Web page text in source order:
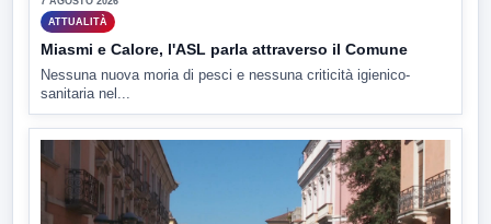
ATTUALITÀ
Miasmi e Calore, l'ASL parla attraverso il Comune
Nessuna nuova moria di pesci e nessuna criticità igienico-
sanitaria nel...